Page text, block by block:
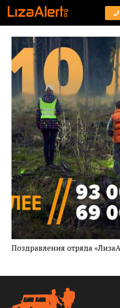
Поздравления отряда